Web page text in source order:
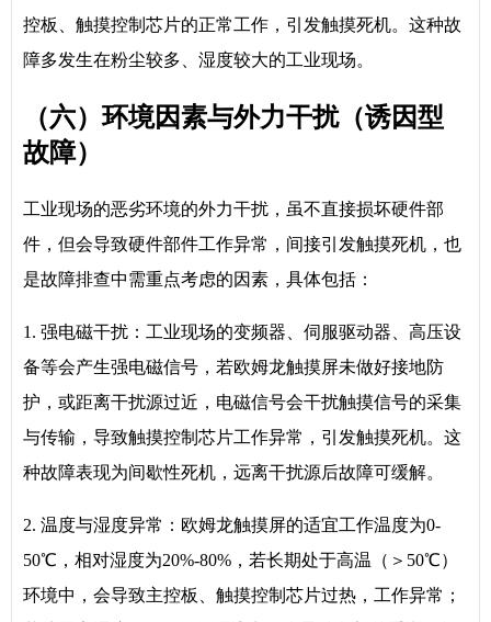
控板、触摸控制芯片的正常工作，引发触摸死机。这种故
障多发生在粉尘较多、湿度较大的工业现场。
（六）环境因素与外力干扰（诱因型
故障）
工业现场的恶劣环境的外力干扰，虽不直接损坏硬件部
件，但会导致硬件部件工作异常，间接引发触摸死机，也
是故障排查中需重点考虑的因素，具体包括：
1. 强电磁干扰：工业现场的变频器、伺服驱动器、高压设
备等会产生强电磁信号，若欧姆龙触摸屏未做好接地防
护，或距离干扰源过近，电磁信号会干扰触摸信号的采集
与传输，导致触摸控制芯片工作异常，引发触摸死机。这
种故障表现为间歇性死机，远离干扰源后故障可缓解。
2. 温度与湿度异常：欧姆龙触摸屏的适宜工作温度为0-
50℃，相对湿度为20%-80%，若长期处于高温（＞50℃）
环境中，会导致主控板、触摸控制芯片过热，工作异常；